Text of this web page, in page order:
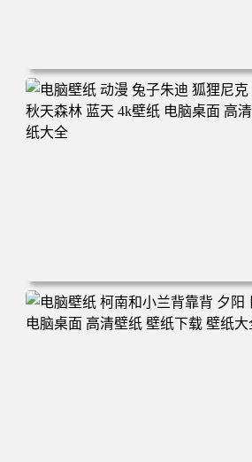
电脑壁纸 动漫 紫灵 冰清玉洁《凡人修
160 电脑桌面 高清壁纸 壁纸下载 壁纸
电脑壁纸 动漫 兔子朱迪 狐狸尼克 疯狂
林 蓝天 4k壁纸 电脑桌面 高清壁纸 壁纸